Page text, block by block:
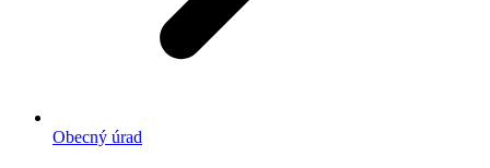
Obecný úrad